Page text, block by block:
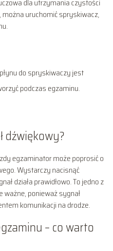
dla utrzymania czystości
uruchomić spryskiwacz,
do spryskiwaczy jest
podczas egzaminu.
dźwiękowy?
egzaminator może poprosić o
Wystarczy nacisnąć
działa prawidłowo. To jedno z
ponieważ sygnał
komunikacji na drodze.
– co warto